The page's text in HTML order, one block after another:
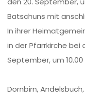
Batschuns mit
In ihrer
in der Pfarrkirche bei
September, um 10.00
Dornbirn,